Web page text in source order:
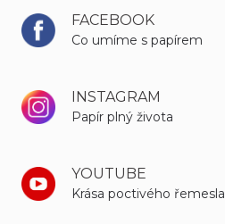
FACEBOOK
Co umíme s papírem
INSTAGRAM
Papír plný života
YOUTUBE
Krása poctivého řemesla